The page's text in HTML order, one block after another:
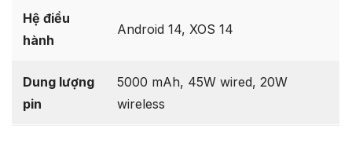
Hệ điều
hành
Android 14, XOS 14
Dung lượng
pin
5000 mAh, 45W wired, 20W
wireless